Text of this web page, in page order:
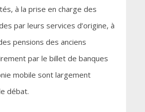
à la prise en charge des
par leurs services d’origine, à
pensions des anciens
par le billet de banques
mobile sont largement
débat.